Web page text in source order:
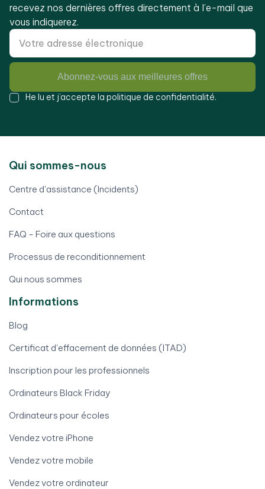
recevez nos dernières offres directement à l’e-mail que
vous indiquerez.
Abonnez-vous aux meilleures offres
He lu et j’accepte la politique de confidentialité.
Qui sommes-nous
Centre d'assistance (Incidents)
Contact
FAQ - Foire aux questions
Processus de reconditionnement
Qui nous sommes
Informations
Blog
Certificat d'effacement de données (ITAD)
Inscription pour les professionnels
Ordinateurs Black Friday
Ordinateurs pour écoles
Vendez votre iPhone
Vendez votre mobile
Vendez votre ordinateur